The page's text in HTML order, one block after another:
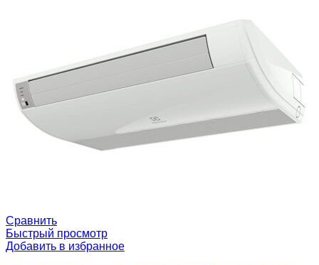
Сравнить
Быстрый просмотр
Добавить в избранное